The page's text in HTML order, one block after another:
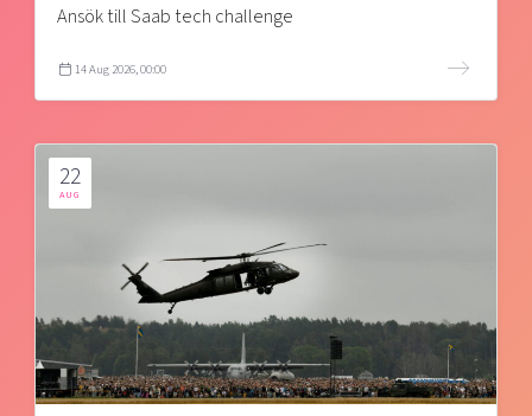
Ansök till Saab tech challenge
14 Aug 2026, 00:00
22
AUG